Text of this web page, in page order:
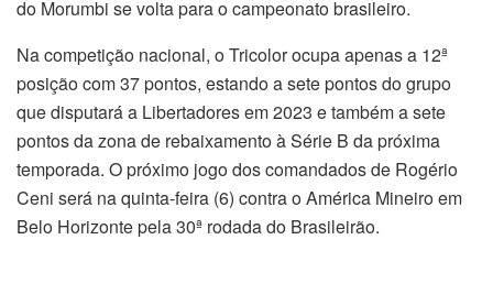
do Morumbi se volta para o campeonato brasileiro.
Na competição nacional, o Tricolor ocupa apenas a 12ª
posição com 37 pontos, estando a sete pontos do grupo
que disputará a Libertadores em 2023 e também a sete
pontos da zona de rebaixamento à Série B da próxima
temporada. O próximo jogo dos comandados de Rogério
Ceni será na quinta-feira (6) contra o América Mineiro em
Belo Horizonte pela 30ª rodada do Brasileirão.